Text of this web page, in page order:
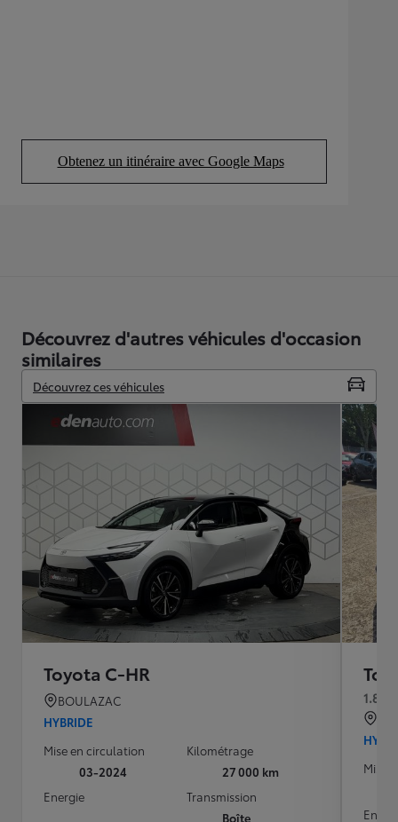
Obtenez un itinéraire avec Google Maps
(Opens in new tab)
Découvrez d'autres véhicules d'occasion
similaires
Découvrez ces véhicules
Toyota C-HR
BOULAZAC
HYBRIDE
Mise en circulation
03-2024
Kilométrage
27 000 km
Energie
Transmission
Boîte
1.8
Mise